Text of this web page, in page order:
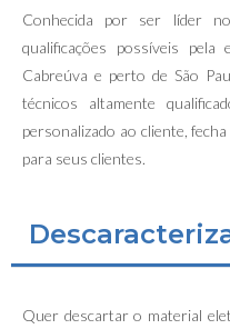
Conhecida por ser líder
qualificações possíveis
Cabreúva e perto de São
técnicos altamente
personalizado ao cliente,
para seus clientes.
Quer descartar o material